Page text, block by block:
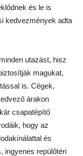
és le is
kedvezmények adta
utazást, hisz
magukat,
is. Cégek,
árakon
csapatépítő
hogy az
és
ingyenes repülőtéri